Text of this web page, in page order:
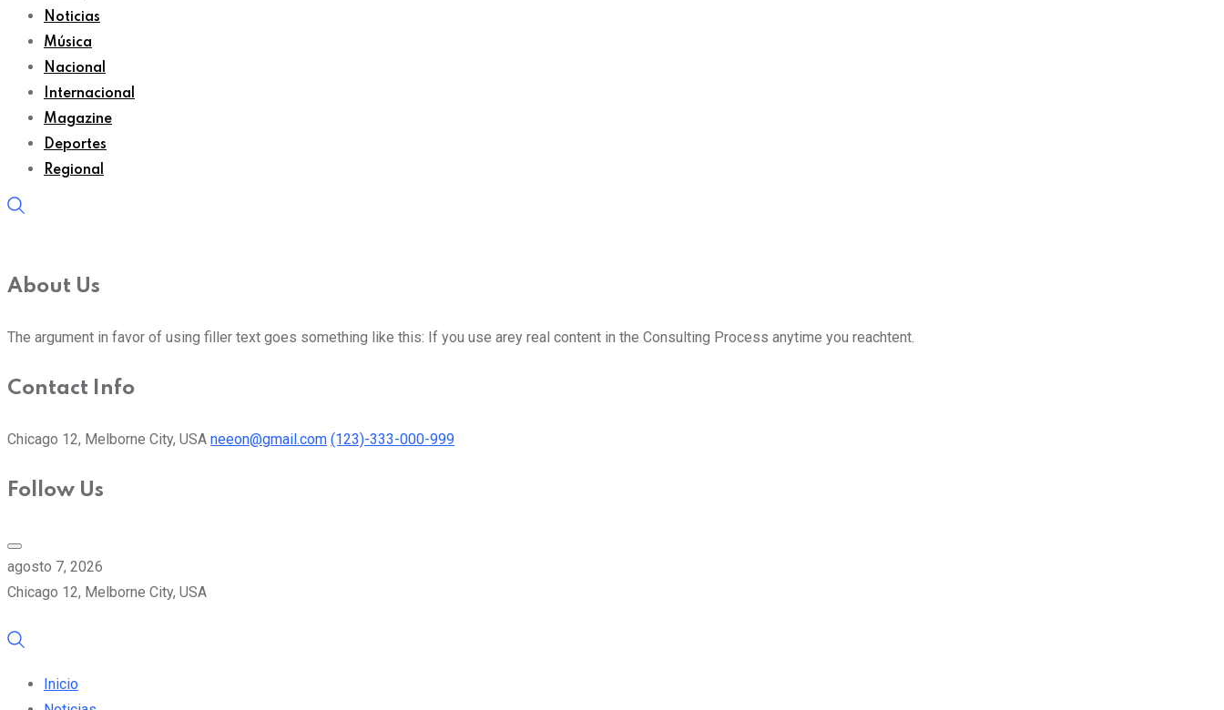
Noticias
Música
Nacional
Internacional
Magazine
Deportes
Regional
About Us
The argument in favor of using filler text goes something like this: If you use arey real content in the Consulting Process anytime you reachtent.
Contact Info
Chicago 12, Melborne City, USA neeon@gmail.com (123)-333-000-999
Follow Us
agosto 7, 2026
Chicago 12, Melborne City, USA
Inicio